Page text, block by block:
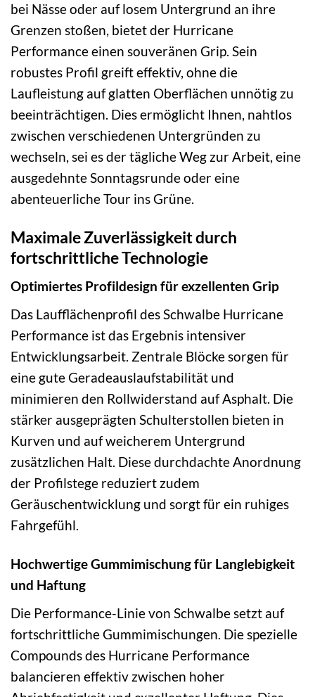
bei Nässe oder auf losem Untergrund an ihre
Grenzen stoßen, bietet der Hurricane
Performance einen souveränen Grip. Sein
robustes Profil greift effektiv, ohne die
Laufleistung auf glatten Oberflächen unnötig zu
beeinträchtigen. Dies ermöglicht Ihnen, nahtlos
zwischen verschiedenen Untergründen zu
wechseln, sei es der tägliche Weg zur Arbeit, eine
ausgedehnte Sonntagsrunde oder eine
abenteuerliche Tour ins Grüne.
Maximale Zuverlässigkeit durch
fortschrittliche Technologie
Optimiertes Profildesign für exzellenten Grip
Das Laufflächenprofil des Schwalbe Hurricane
Performance ist das Ergebnis intensiver
Entwicklungsarbeit. Zentrale Blöcke sorgen für
eine gute Geradeauslaufstabilität und
minimieren den Rollwiderstand auf Asphalt. Die
stärker ausgeprägten Schulterstollen bieten in
Kurven und auf weicherem Untergrund
zusätzlichen Halt. Diese durchdachte Anordnung
der Profilstege reduziert zudem
Geräuschentwicklung und sorgt für ein ruhiges
Fahrgefühl.
Hochwertige Gummimischung für Langlebigkeit
und Haftung
Die Performance-Linie von Schwalbe setzt auf
fortschrittliche Gummimischungen. Die spezielle
Compounds des Hurricane Performance
balancieren effektiv zwischen hoher